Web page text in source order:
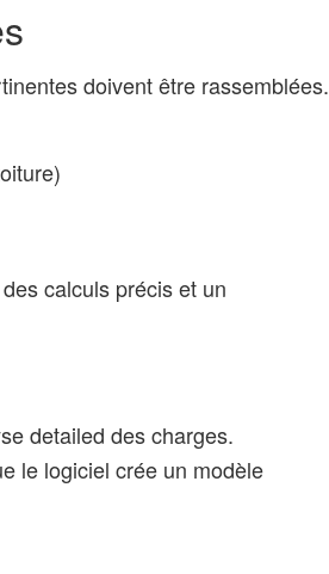
doivent être rassemblées.
calculs précis et un
detailed des charges.
le logiciel crée un modèle